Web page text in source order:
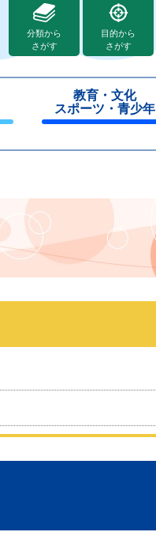
分類から
さがす
目的から
さがす
教育・文化
スポーツ・青少年
じ